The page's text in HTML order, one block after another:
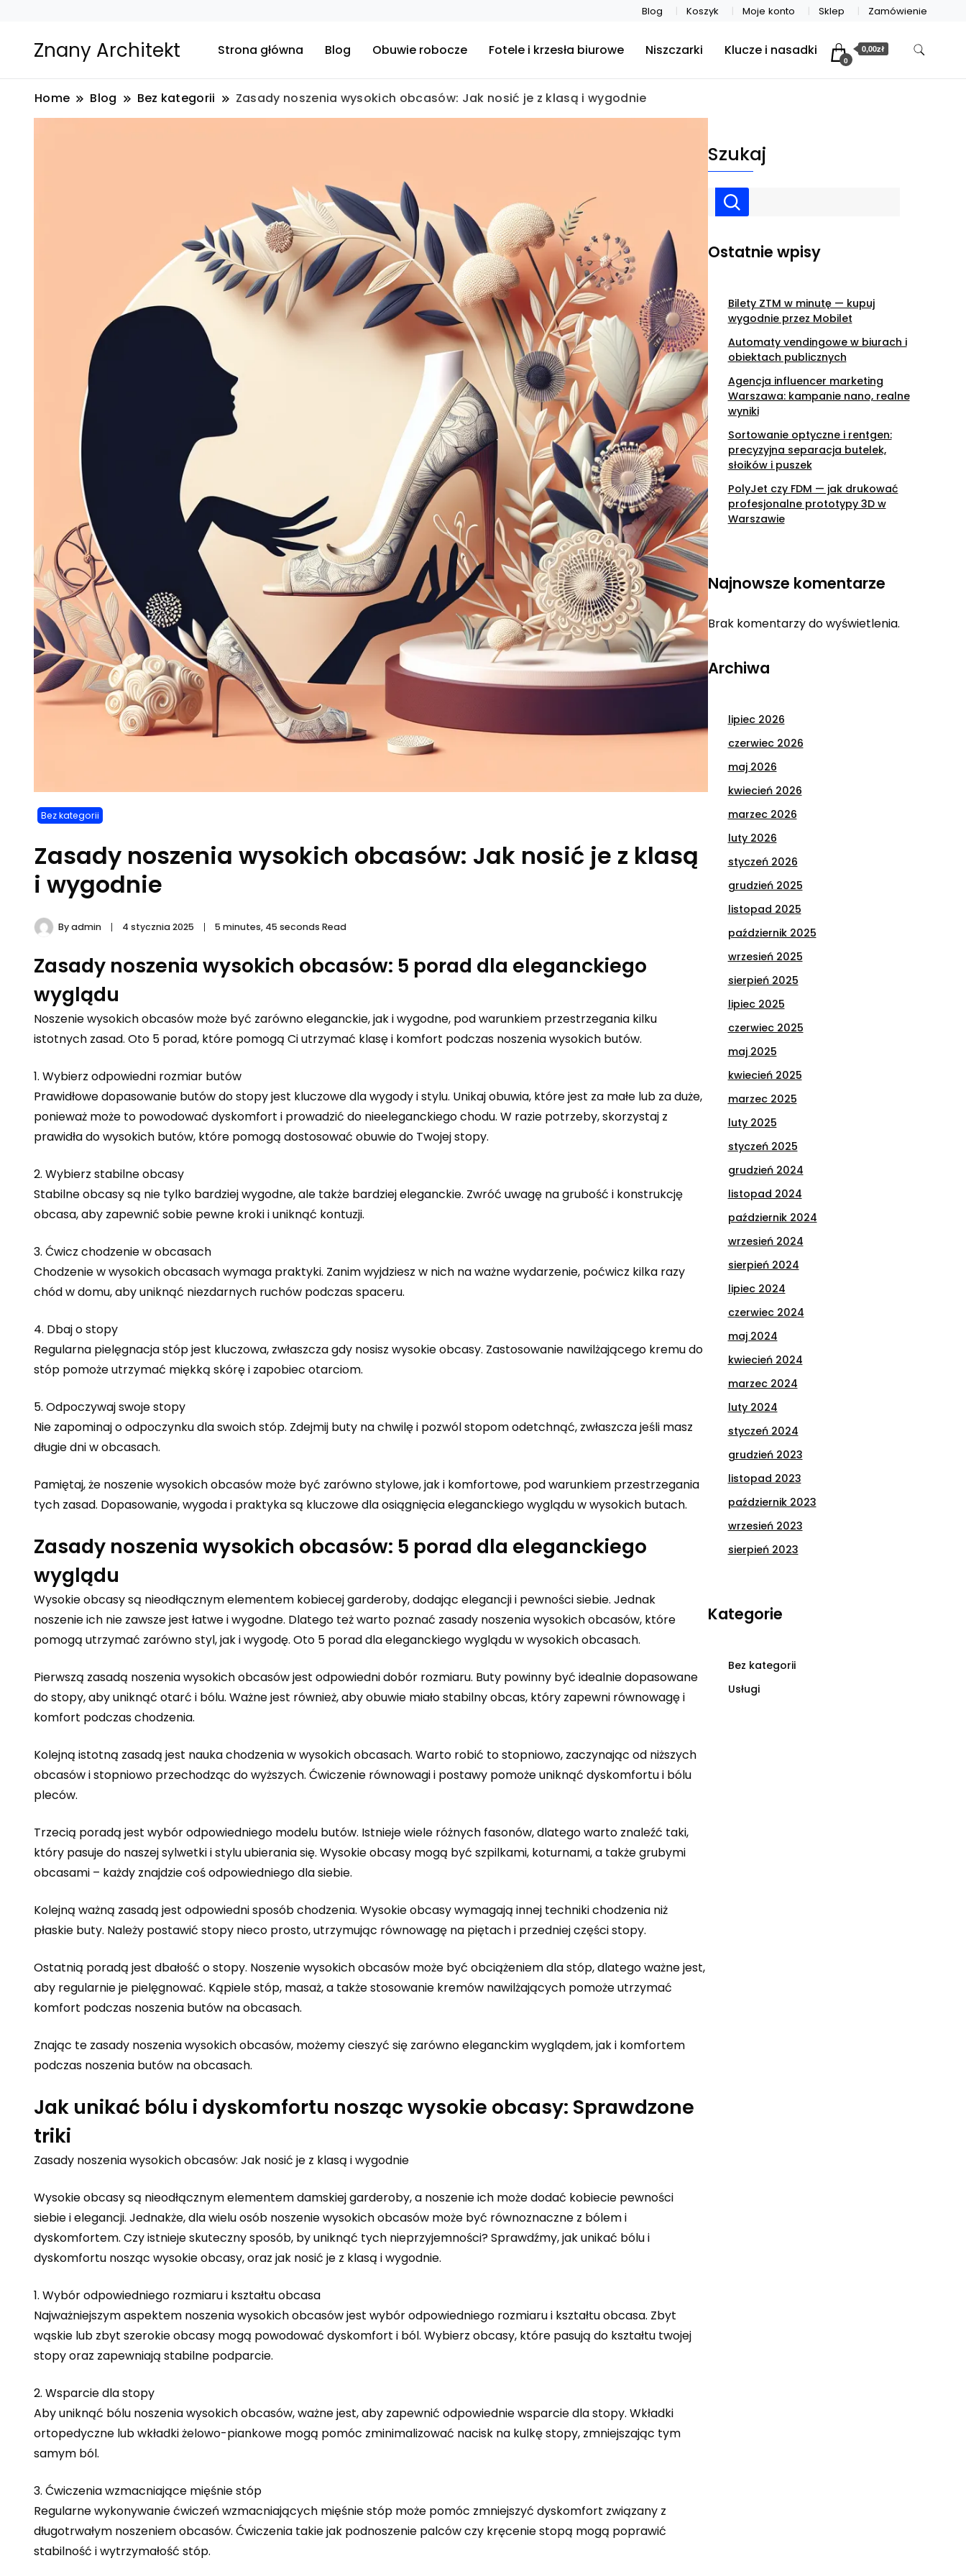
Blog Koszyk Moje konto Sklep Zamówienie
Znany Architekt Strona główna Blog Obuwie robocze Fotele i krzesła biurowe Niszczarki Klucze i nasadki
0
0,00zł
Home Blog Bez kategorii Zasady noszenia wysokich obcasów: Jak nosić je z klasą i wygodnie
Bez kategorii
Zasady noszenia wysokich obcasów: Jak nosić je z klasą
i wygodnie
Byadmin 4 stycznia 2025 5 minutes, 45 seconds Read
Zasady noszenia wysokich obcasów: 5 porad dla eleganckiego
wyglądu
Noszenie wysokich obcasów może być zarówno eleganckie, jak i wygodne, pod warunkiem przestrzegania kilku
istotnych zasad. Oto 5 porad, które pomogą Ci utrzymać klasę i komfort podczas noszenia wysokich butów.
1. Wybierz odpowiedni rozmiar butów
Prawidłowe dopasowanie butów do stopy jest kluczowe dla wygody i stylu. Unikaj obuwia, które jest za małe lub za duże,
ponieważ może to powodować dyskomfort i prowadzić do nieeleganckiego chodu. W razie potrzeby, skorzystaj z
prawidła do wysokich butów, które pomogą dostosować obuwie do Twojej stopy.
2. Wybierz stabilne obcasy
Stabilne obcasy są nie tylko bardziej wygodne, ale także bardziej eleganckie. Zwróć uwagę na grubość i konstrukcję
obcasa, aby zapewnić sobie pewne kroki i uniknąć kontuzji.
3. Ćwicz chodzenie w obcasach
Chodzenie w wysokich obcasach wymaga praktyki. Zanim wyjdziesz w nich na ważne wydarzenie, poćwicz kilka razy
chód w domu, aby uniknąć niezdarnych ruchów podczas spaceru.
4. Dbaj o stopy
Regularna pielęgnacja stóp jest kluczowa, zwłaszcza gdy nosisz wysokie obcasy. Zastosowanie nawilżającego kremu do
stóp pomoże utrzymać miękką skórę i zapobiec otarciom.
5. Odpoczywaj swoje stopy
Nie zapominaj o odpoczynku dla swoich stóp. Zdejmij buty na chwilę i pozwól stopom odetchnąć, zwłaszcza jeśli masz
długie dni w obcasach.
Pamiętaj, że noszenie wysokich obcasów może być zarówno stylowe, jak i komfortowe, pod warunkiem przestrzegania
tych zasad. Dopasowanie, wygoda i praktyka są kluczowe dla osiągnięcia eleganckiego wyglądu w wysokich butach.
Zasady noszenia wysokich obcasów: 5 porad dla eleganckiego
wyglądu
Wysokie obcasy są nieodłącznym elementem kobiecej garderoby, dodając elegancji i pewności siebie. Jednak
noszenie ich nie zawsze jest łatwe i wygodne. Dlatego też warto poznać zasady noszenia wysokich obcasów, które
pomogą utrzymać zarówno styl, jak i wygodę. Oto 5 porad dla eleganckiego wyglądu w wysokich obcasach.
Pierwszą zasadą noszenia wysokich obcasów jest odpowiedni dobór rozmiaru. Buty powinny być idealnie dopasowane
do stopy, aby uniknąć otarć i bólu. Ważne jest również, aby obuwie miało stabilny obcas, który zapewni równowagę i
komfort podczas chodzenia.
Kolejną istotną zasadą jest nauka chodzenia w wysokich obcasach. Warto robić to stopniowo, zaczynając od niższych
obcasów i stopniowo przechodząc do wyższych. Ćwiczenie równowagi i postawy pomoże uniknąć dyskomfortu i bólu
pleców.
Trzecią poradą jest wybór odpowiedniego modelu butów. Istnieje wiele różnych fasonów, dlatego warto znaleźć taki,
który pasuje do naszej sylwetki i stylu ubierania się. Wysokie obcasy mogą być szpilkami, koturnami, a także grubymi
obcasami – każdy znajdzie coś odpowiedniego dla siebie.
Kolejną ważną zasadą jest odpowiedni sposób chodzenia. Wysokie obcasy wymagają innej techniki chodzenia niż
płaskie buty. Należy postawić stopy nieco prosto, utrzymując równowagę na piętach i przedniej części stopy.
Ostatnią poradą jest dbałość o stopy. Noszenie wysokich obcasów może być obciążeniem dla stóp, dlatego ważne jest,
aby regularnie je pielęgnować. Kąpiele stóp, masaż, a także stosowanie kremów nawilżających pomoże utrzymać
komfort podczas noszenia butów na obcasach.
Znając te zasady noszenia wysokich obcasów, możemy cieszyć się zarówno eleganckim wyglądem, jak i komfortem
podczas noszenia butów na obcasach.
Jak unikać bólu i dyskomfortu nosząc wysokie obcasy: Sprawdzone
triki
Zasady noszenia wysokich obcasów: Jak nosić je z klasą i wygodnie
Wysokie obcasy są nieodłącznym elementem damskiej garderoby, a noszenie ich może dodać kobiecie pewności
siebie i elegancji. Jednakże, dla wielu osób noszenie wysokich obcasów może być równoznaczne z bólem i
dyskomfortem. Czy istnieje skuteczny sposób, by uniknąć tych nieprzyjemności? Sprawdźmy, jak unikać bólu i
dyskomfortu nosząc wysokie obcasy, oraz jak nosić je z klasą i wygodnie.
1. Wybór odpowiedniego rozmiaru i kształtu obcasa
Najważniejszym aspektem noszenia wysokich obcasów jest wybór odpowiedniego rozmiaru i kształtu obcasa. Zbyt
wąskie lub zbyt szerokie obcasy mogą powodować dyskomfort i ból. Wybierz obcasy, które pasują do kształtu twojej
stopy oraz zapewniają stabilne podparcie.
2. Wsparcie dla stopy
Aby uniknąć bólu noszenia wysokich obcasów, ważne jest, aby zapewnić odpowiednie wsparcie dla stopy. Wkładki
ortopedyczne lub wkładki żelowo-piankowe mogą pomóc zminimalizować nacisk na kulkę stopy, zmniejszając tym
samym ból.
3. Ćwiczenia wzmacniające mięśnie stóp
Regularne wykonywanie ćwiczeń wzmacniających mięśnie stóp może pomóc zmniejszyć dyskomfort związany z
długotrwałym noszeniem obcasów. Ćwiczenia takie jak podnoszenie palców czy kręcenie stopą mogą poprawić
stabilność i wytrzymałość stóp.
Szukaj
Ostatnie wpisy
Bilety ZTM w minutę — kupuj
wygodnie przez Mobilet
Automaty vendingowe w biurach i
obiektach publicznych
Agencja influencer marketing
Warszawa: kampanie nano, realne
wyniki
Sortowanie optyczne i rentgen:
precyzyjna separacja butelek,
słoików i puszek
PolyJet czy FDM — jak drukować
profesjonalne prototypy 3D w
Warszawie
Najnowsze komentarze
Brak komentarzy do wyświetlenia.
Archiwa
lipiec 2026
czerwiec 2026
maj 2026
kwiecień 2026
marzec 2026
luty 2026
styczeń 2026
grudzień 2025
listopad 2025
październik 2025
wrzesień 2025
sierpień 2025
lipiec 2025
czerwiec 2025
maj 2025
kwiecień 2025
marzec 2025
luty 2025
styczeń 2025
grudzień 2024
listopad 2024
październik 2024
wrzesień 2024
sierpień 2024
lipiec 2024
czerwiec 2024
maj 2024
kwiecień 2024
marzec 2024
luty 2024
styczeń 2024
grudzień 2023
listopad 2023
październik 2023
wrzesień 2023
sierpień 2023
Kategorie
Bez kategorii
Usługi